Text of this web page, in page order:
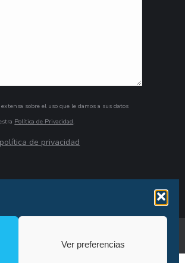
Ver preferencias
sobre el uso que le damos a sus datos
Política de Privacidad.
política de privacidad